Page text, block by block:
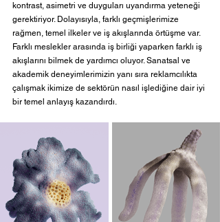
kontrast, asimetri ve duyguları uyandırma yeteneği
gerektiriyor. Dolayısıyla, farklı geçmişlerimize
rağmen, temel ilkeler ve iş akışlarında örtüşme var.
Farklı meslekler arasında iş birliği yaparken farklı iş
akışlarını bilmek de yardımcı oluyor. Sanatsal ve
akademik deneyimlerimizin yanı sıra reklamcılıkta
çalışmak ikimize de sektörün nasıl işlediğine dair iyi
bir temel anlayış kazandırdı.